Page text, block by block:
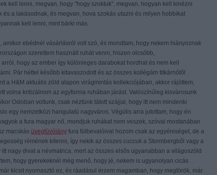
kell lenni, megvan, hogy "hogy szoktuk", megvan, hogyan kell kinézni
és a lakásodnak, és megvan, hova szokás utazni és milyen hobbikat
kell lenni, mint bárki más.
amikor ebédnél vásárlásról volt szó, és mondtam, hogy nekem hiányoznak
szerettem használt ruhát venni, hiszen olcsóbb,
hogy az ember így különleges darabokat hordhat és nem kell
Pár héttel később kitavaszodott és az összes kollégám titkárnőtől
a H&M aktuális zöld alapon virágmintás kollekciójában, akkor rájöttem,
volna kritizálnom az egyforma ruhában járást. Valószínűleg kisvárosunk
Osloban voltunk, csak néztünk tátott szájjal, hogy itt nem mindenki
egy nemzetközi hangulatú nagyváros. Végülis arra jutottam, hogy én
a fura magyar nő, mondjuk ruhákat nem veszek, szóval mostanában
macskás üvegfúvólány fura fülbevalóival hozom csak az egyéniséget, de a
rémének kitenni, így nekik az összes cuccuk a Stormbergből vagy a
nagy divat a névmatrica, mert az összes elsős ugyanabban a világoszöld
hogy gyerekeknél még menő, hogy jé, nekem is ugyanolyan cicás
kicsit nyomasztó ez, és ráadásul érzem magamban, hogy megtörök, már